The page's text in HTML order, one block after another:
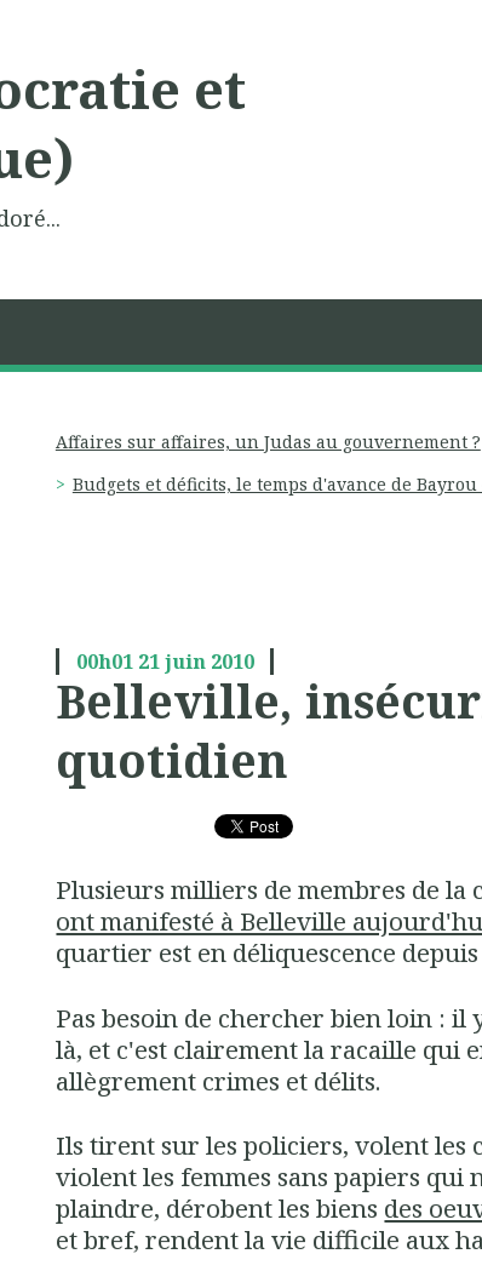
et
Affaires sur affaires, un Judas au gouvernement ?
Budgets et déficits, le temps d'avance de
00h01 21juin 2010
Belleville,
quotidien
Plusieurs milliers de membres de la
ont manifesté à Belleville
quartier est en déliquescence
Pas besoin de chercher bien loin : il
là, et c'est clairement la racaille qui
allègrement crimes et délits.
Ils tirent sur les policiers, volent les
violent les femmes sans papiers qui
plaindre, dérobent les biens des
et bref, rendent la vie difficile aux